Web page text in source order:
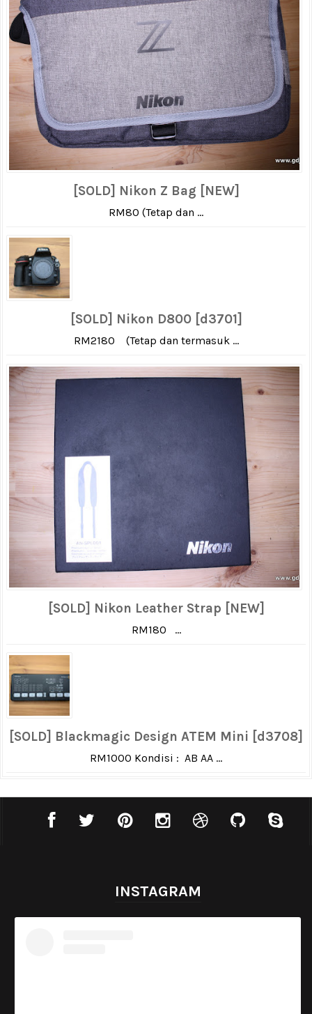
[SOLD] Nikon Z Bag [NEW]
RM80 (Tetap dan ...
[SOLD] Nikon D800 [d3701]
RM2180 (Tetap dan termasuk ...
[SOLD] Nikon Leather Strap [NEW]
RM180 ...
[SOLD] Blackmagic Design ATEM Mini [d3708]
RM1000 Kondisi : AB AA ...
INSTAGRAM